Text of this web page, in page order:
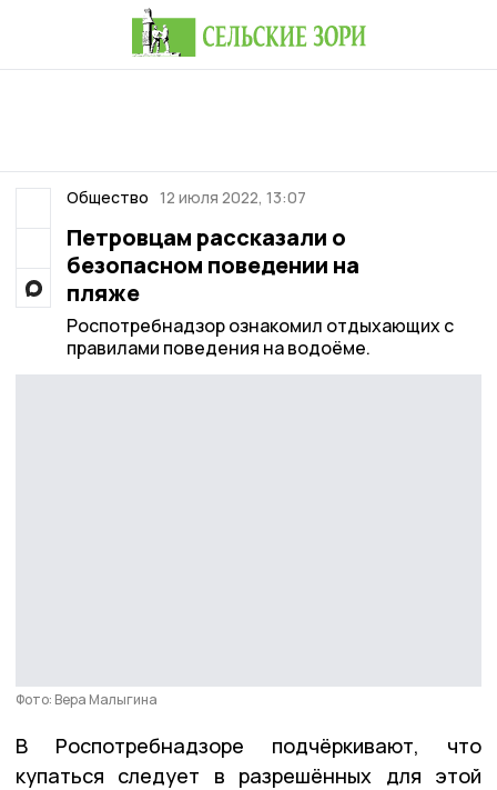
Общество 12 июля 2022, 13:07
Петровцам рассказали о
безопасном поведении на
пляже
Роспотребнадзор ознакомил отдыхающих с
правилами поведения на водоёме.
Фото: Вера Малыгина
В Роспотребнадзоре подчёркивают, что
купаться следует в разрешённых для этой